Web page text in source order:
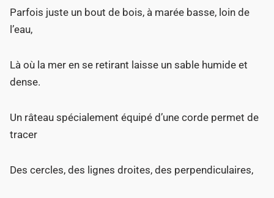
Parfois juste un bout de bois, à marée basse, loin de
l’eau,
Là où la mer en se retirant laisse un sable humide et
dense.
Un râteau spécialement équipé d’une corde permet de
tracer
Des cercles, des lignes droites, des perpendiculaires,